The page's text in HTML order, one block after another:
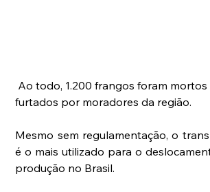
furtados por moradores da região.
Mesmo sem regulamentação, o
é o mais utilizado para o
produção no Brasil.